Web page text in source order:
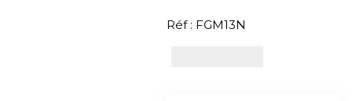
Réf : FGM13N